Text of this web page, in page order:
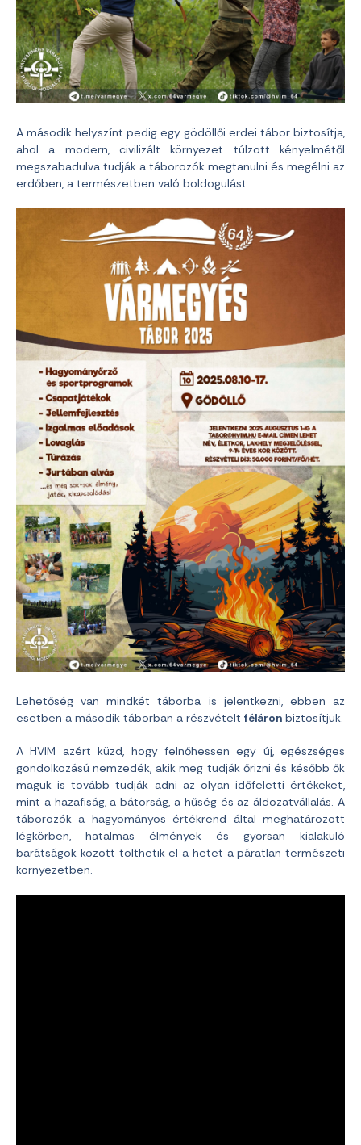
A második helyszínt pedig egy gödöllői erdei tábor biztosítja,
ahol a modern, civilizált környezet túlzott kényelmétől
megszabadulva tudják a táborozók megtanulni és megélni az
erdőben, a természetben való boldogulást:
Lehetőség van mindkét táborba is jelentkezni, ebben az
esetben a második táborban a részvételt féláron biztosítjuk.
A HVIM azért küzd, hogy felnőhessen egy új, egészséges
gondolkozású nemzedék, akik meg tudják őrizni és később ők
maguk is tovább tudják adni az olyan időfeletti értékeket,
mint a hazafiság, a bátorság, a hűség és az áldozatvállalás. A
táborozók a hagyományos értékrend által meghatározott
légkörben, hatalmas élmények és gyorsan kialakuló
barátságok között tölthetik el a hetet a páratlan természeti
környezetben.